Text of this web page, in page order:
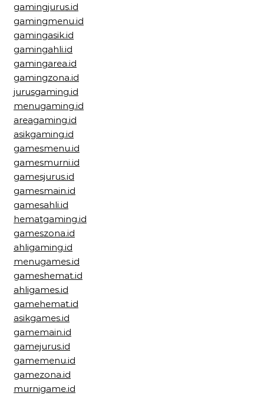
gamingjurus.id
gamingmenu.id
gamingasik.id
gamingahli.id
gamingarea.id
gamingzona.id
jurusgaming.id
menugaming.id
areagaming.id
asikgaming.id
gamesmenu.id
gamesmurni.id
gamesjurus.id
gamesmain.id
gamesahli.id
hematgaming.id
gameszona.id
ahligaming.id
menugames.id
gameshemat.id
ahligames.id
gamehemat.id
asikgames.id
gamemain.id
gamejurus.id
gamemenu.id
gamezona.id
murnigame.id